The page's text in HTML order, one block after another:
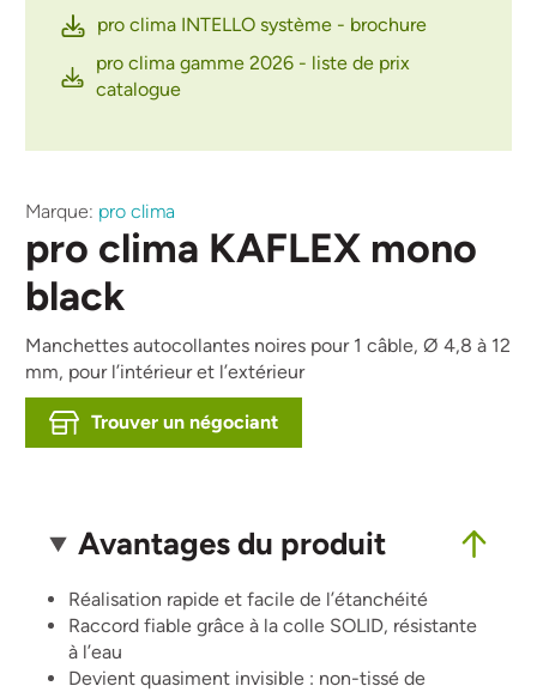
pro clima INTELLO système - brochure
pro clima gamme 2026 - liste de prix
catalogue
Marque: pro clima
pro clima KAFLEX mono
black
Manchettes autocollantes noires pour 1 câble, Ø 4,8 à 12
mm, pour l’intérieur et l’extérieur
Trouver un négociant
Avantages du produit
Réalisation rapide et facile de l’étanchéité
Raccord fiable grâce à la colle SOLID, résistante
à l’eau
Devient quasiment invisible : non-tissé de